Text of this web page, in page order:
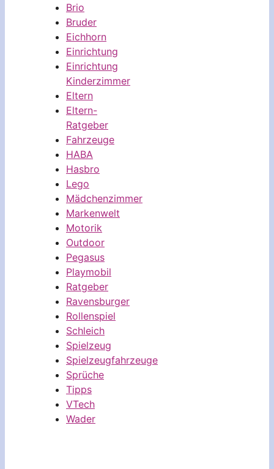
Brio
Bruder
Eichhorn
Einrichtung
Einrichtung
Kinderzimmer
Eltern
Eltern-
Ratgeber
Fahrzeuge
HABA
Hasbro
Lego
Mädchenzimmer
Markenwelt
Motorik
Outdoor
Pegasus
Playmobil
Ratgeber
Ravensburger
Rollenspiel
Schleich
Spielzeug
Spielzeugfahrzeuge
Sprüche
Tipps
VTech
Wader